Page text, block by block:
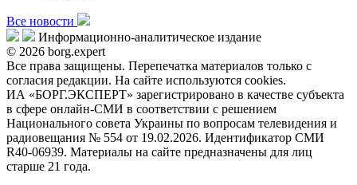
Все новости
Информационно-аналитическое издание
© 2026 borg.expert
Все права защищены. Перепечатка материалов только с
согласия редакции. На сайте используются cookies.
ИА «БОРГ.ЭКСПЕРТ» зарегистрировано в качестве субъекта
в сфере онлайн-СМИ в соответствии с решением
Национального совета Украины по вопросам телевидения и
радиовещания № 554 от 19.02.2026. Идентификатор СМИ
R40-06939. Материалы на сайте предназначены для лиц
старше 21 года.